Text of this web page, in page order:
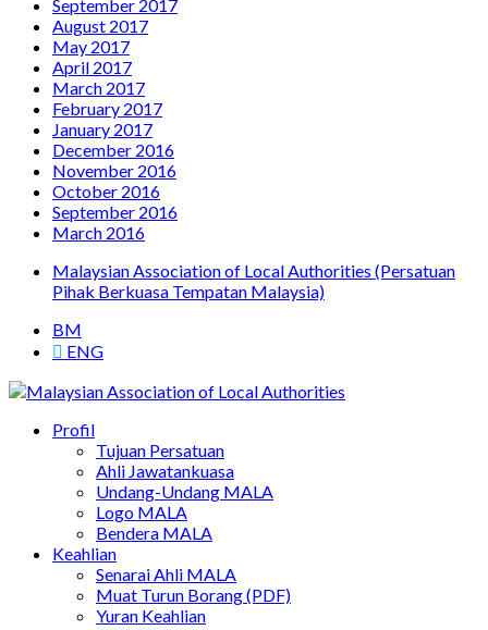
September 2017
August 2017
May 2017
April 2017
March 2017
February 2017
January 2017
December 2016
November 2016
October 2016
September 2016
March 2016
Malaysian Association of Local Authorities (Persatuan
Pihak Berkuasa Tempatan Malaysia)
BM
ENG
Malaysian Association of Local Authorities
Persatuan Pihak Berkuasa Tempatan Malaysia
Profil
Tujuan Persatuan
Ahli Jawatankuasa
Undang-Undang MALA
Logo MALA
Bendera MALA
Keahlian
Senarai Ahli MALA
Muat Turun Borang (PDF)
Yuran Keahlian